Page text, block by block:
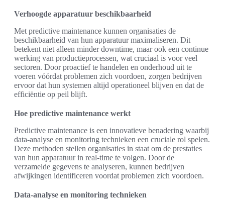
Verhoogde apparatuur beschikbaarheid
Met predictive maintenance kunnen organisaties de
beschikbaarheid van hun apparatuur maximaliseren. Dit
betekent niet alleen minder downtime, maar ook een continue
werking van productieprocessen, wat cruciaal is voor veel
sectoren. Door proactief te handelen en onderhoud uit te
voeren vóórdat problemen zich voordoen, zorgen bedrijven
ervoor dat hun systemen altijd operationeel blijven en dat de
efficiëntie op peil blijft.
Hoe predictive maintenance werkt
Predictive maintenance is een innovatieve benadering waarbij
data-analyse en monitoring technieken een cruciale rol spelen.
Deze methoden stellen organisaties in staat om de prestaties
van hun apparatuur in real-time te volgen. Door de
verzamelde gegevens te analyseren, kunnen bedrijven
afwijkingen identificeren voordat problemen zich voordoen.
Data-analyse en monitoring technieken